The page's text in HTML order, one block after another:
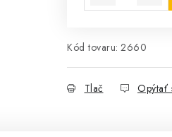
Kód tovaru: 2660
Tlač Opýtať